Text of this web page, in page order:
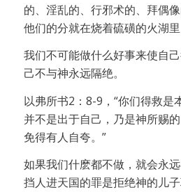
的、淫乱的、行邪术的、拜偶
他们的分就在烧着硫磺的火湖
我们不可能做什么好事来使自
己不与神永远隔绝。
以弗所书2：8-9，“你们得救是
并不是出于自己，乃是神所赐
免得有人自夸。”
如果我们什麽都不做，就会永
挡人进天国的罪是拒绝神的儿